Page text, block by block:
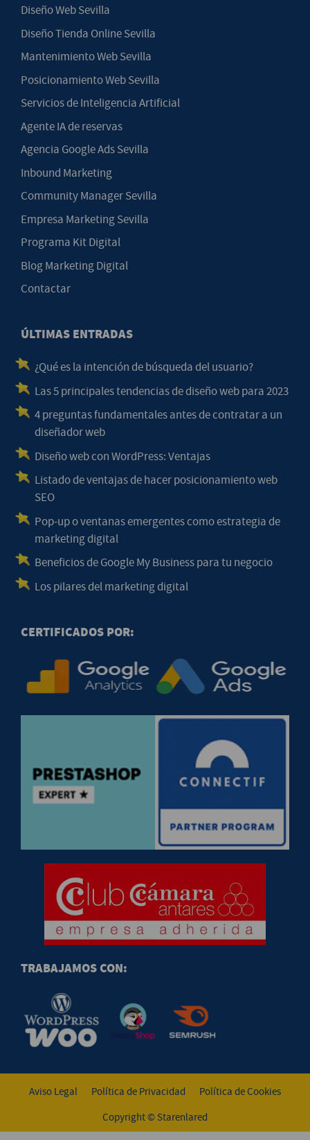
Diseño Web Sevilla
Diseño Tienda Online Sevilla
Mantenimiento Web Sevilla
Posicionamiento Web Sevilla
Servicios de Inteligencia Artificial
Agente IA de reservas
Agencia Google Ads Sevilla
Inbound Marketing
Community Manager Sevilla
Empresa Marketing Sevilla
Programa Kit Digital
Blog Marketing Digital
Contactar
ÚLTIMAS ENTRADAS
¿Qué es la intención de búsqueda del usuario?
Las 5 principales tendencias de diseño web para 2023
4 preguntas fundamentales antes de contratar a un
diseñador web
Diseño web con WordPress: Ventajas
Listado de ventajas de hacer posicionamiento web
SEO
Pop-up o ventanas emergentes como estrategia de
marketing digital
Beneficios de Google My Business para tu negocio
Los pilares del marketing digital
CERTIFICADOS POR:
TRABAJAMOS CON:
Aviso Legal Política de Privacidad
Política de Cookies
Copyright © Starenlared